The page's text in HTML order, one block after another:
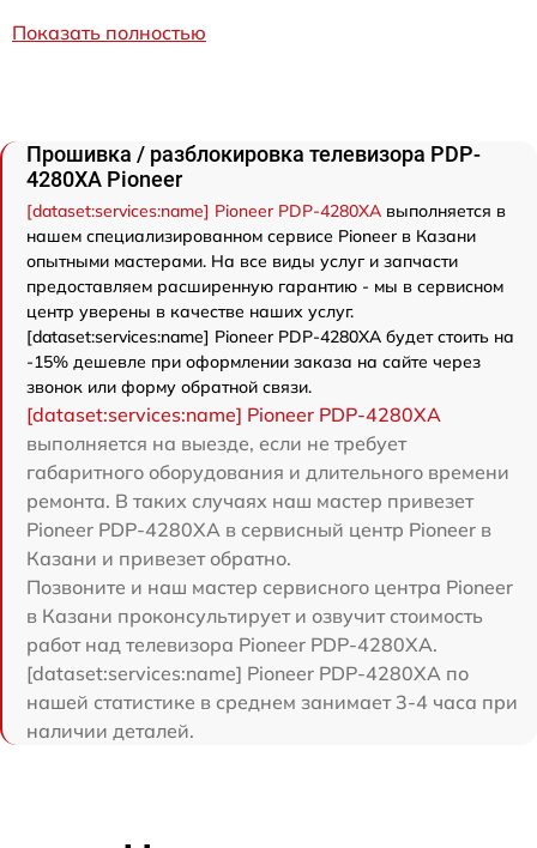
Показать полностью
Прошивка / разблокировка телевизора PDP-
4280XA Pioneer
[dataset:services:name] Pioneer PDP-4280XA выполняется в
нашем специализированном сервисе Pioneer в Казани
опытными мастерами. На все виды услуг и запчасти
предоставляем расширенную гарантию - мы в сервисном
центр уверены в качестве наших услуг.
[dataset:services:name] Pioneer PDP-4280XA будет стоить на
-15% дешевле при оформлении заказа на сайте через
звонок или форму обратной связи.
[dataset:services:name] Pioneer PDP-4280XA
выполняется на выезде, если не требует
габаритного оборудования и длительного времени
ремонта. В таких случаях наш мастер привезет
Pioneer PDP-4280XA в сервисный центр Pioneer в
Казани и привезет обратно.
Позвоните и наш мастер сервисного центра Pioneer
в Казани проконсультирует и озвучит стоимость
работ над телевизора Pioneer PDP-4280XA.
[dataset:services:name] Pioneer PDP-4280XA по
нашей статистике в среднем занимает 3-4 часа при
наличии деталей.